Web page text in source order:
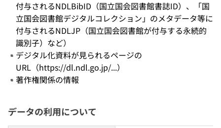
付与されるNDLBibID（国立国会図書館書誌ID）、「国
立国会図書館デジタルコレクション」のメタデータ等に
付与されるNDLJP（国立国会図書館が付与する永続的
識別子）など）
デジタル化資料が見られるページの
URL（https://dl.ndl.go.jp/...）
著作権関係の情報
データの利用について